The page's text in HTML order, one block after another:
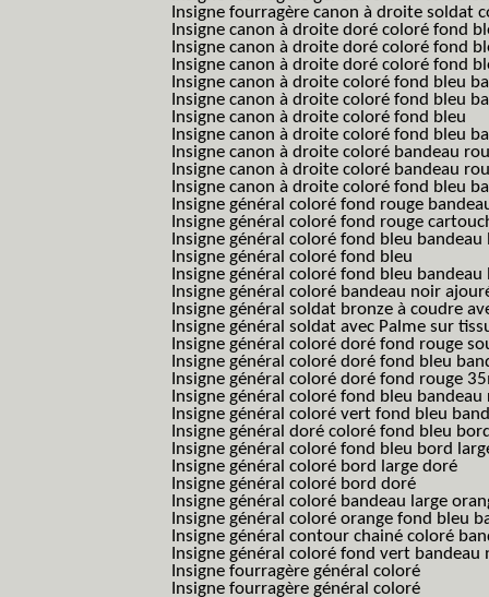
Insigne fourragère canon à droite soldat
Insigne canon à droite doré coloré fond
Insigne canon à droite doré coloré fond
Insigne canon à droite doré coloré fond
Insigne canon à droite coloré fond bleu
Insigne canon à droite coloré fond bleu
Insigne canon à droite coloré fond bleu
Insigne canon à droite coloré fond bleu
Insigne canon à droite coloré bandeau
Insigne canon à droite coloré bandeau
Insigne canon à droite coloré fond bleu
Insigne général coloré fond rouge
Insigne général coloré fond rouge
Insigne général coloré fond bleu bandeau
Insigne général coloré fond bleu
Insigne général coloré fond bleu bandeau
Insigne général coloré bandeau noir
Insigne général soldat bronze à coudre
Insigne général soldat avec Palme sur
Insigne général coloré doré fond rouge
Insigne général coloré doré fond bleu
Insigne général coloré doré fond rouge
Insigne général coloré fond bleu
Insigne général coloré vert fond bleu
Insigne général doré coloré fond bleu
Insigne général coloré fond bleu bord
Insigne général coloré bord large doré
Insigne général coloré bord doré
Insigne général coloré bandeau large
Insigne général coloré orange fond bleu
Insigne général contour chainé coloré
Insigne général coloré fond vert bandeau
Insigne fourragère général coloré
Insigne fourragère général coloré